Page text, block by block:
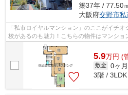
築37年 / 77.50
大阪府交野市私
「私市ロイヤルマンション」のここがイチ
校があるのも魅力！こちらの物件はマンショ
きるだけ早めに不動産情報を集めたい...
5.9万円 (
敷金 0ヶ月
3階 /